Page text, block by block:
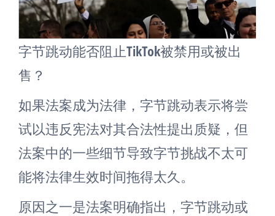
字节跳动能否阻止TikTok被禁用或被出
售？
如果法案成为法律，字节跳动表示将尝
试以违反宪法对其合法性提出质疑，但
法案中的一些细节导致字节挑战不太可
能将法律生效时间拖得太久。
原因之一是法案明确指出，字节跳动或